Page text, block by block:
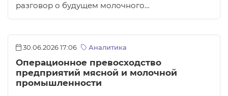
разговор о будущем молочного…
30.06.2026 17:06 Аналитика
Операционное превосходство
предприятий мясной и молочной
промышленности